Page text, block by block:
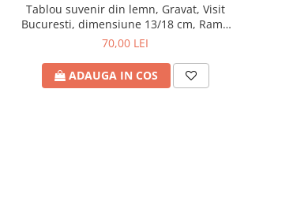
Tablou suvenir din lemn, Gravat, Visit
Bucuresti, dimensiune 13/18 cm, Rama
Inclusa
70,00 LEI
ADAUGA IN COS